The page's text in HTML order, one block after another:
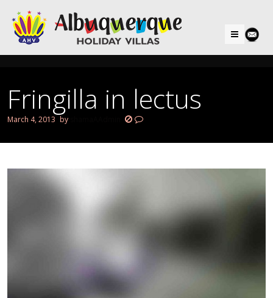
Menu
Fringilla in lectus
March 4, 2013 by